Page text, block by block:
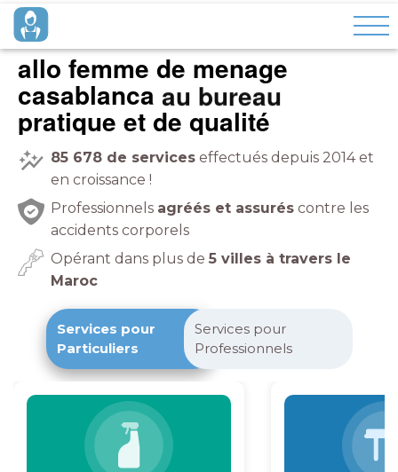
allo femme de menage
casablanca
pratique et de qualité
85 678 de services effectués depuis 2014 et
en croissance !
Professionnels agréés et assurés contre les
accidents corporels
Opérant dans plus de 5 villes à travers le
Maroc
Services pour
Particuliers
Services pour
Professionnels